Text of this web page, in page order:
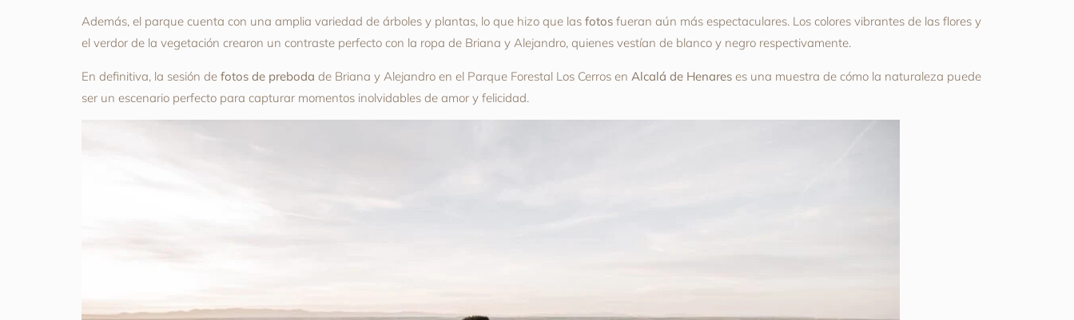
Además, el parque cuenta con una amplia variedad de árboles y plantas, lo que hizo que las fotos fueran aún más espectaculares. Los colores vibrantes de las flores y
el verdor de la vegetación crearon un contraste perfecto con la ropa de Briana y Alejandro, quienes vestían de blanco y negro respectivamente.
En definitiva, la sesión de fotos de preboda de Briana y Alejandro en el Parque Forestal Los Cerros en Alcalá de Henares es una muestra de cómo la naturaleza puede
ser un escenario perfecto para capturar momentos inolvidables de amor y felicidad.